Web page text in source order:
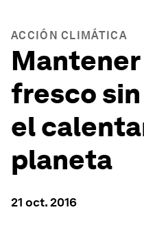
ACCIÓN CLIMÁTICA
fresco
el
planeta
21 oct. 2016